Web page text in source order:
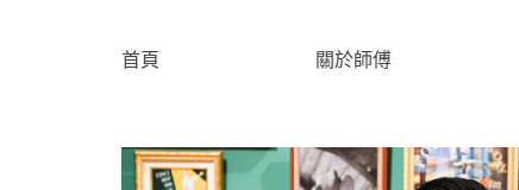
首頁 關於師傅